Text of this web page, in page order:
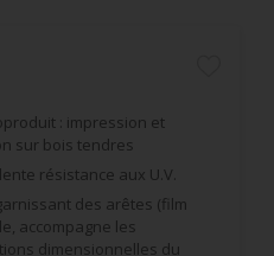
: impression et
sur bois tendres
résistance aux U.V.
des arêtes (film
accompagne les
dimensionnelles du